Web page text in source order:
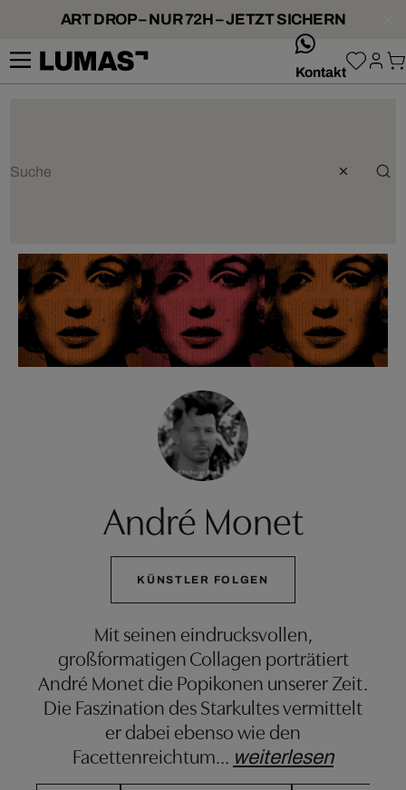
ART DROP – NUR 72H – JETZT SICHERN
Kontakt
André Monet
KÜNSTLER FOLGEN
Mit seinen eindrucksvollen,
großformatigen Collagen porträtiert
André Monet die Popikonen unserer Zeit.
Die Faszination des Starkultes vermittelt
er dabei ebenso wie den
Facettenreichtum… weiterlesen